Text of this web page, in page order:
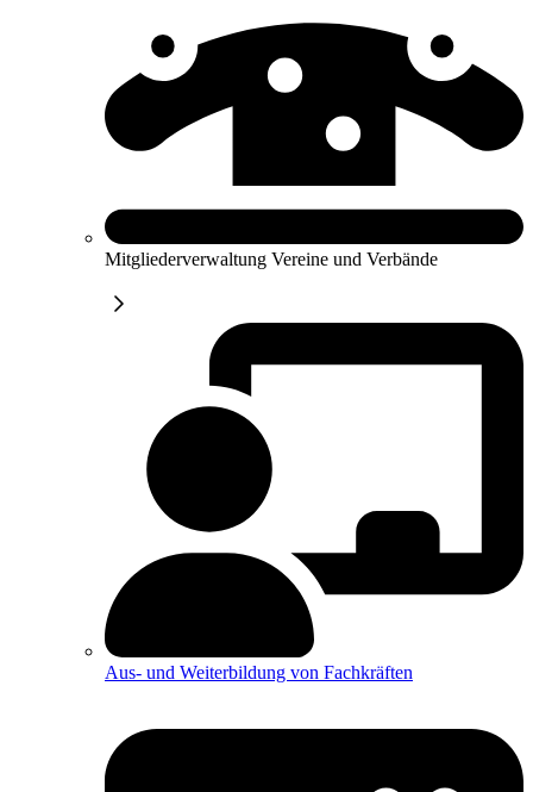
Mitgliederverwaltung Vereine und Verbände
Aus- und Weiterbildung von Fachkräften